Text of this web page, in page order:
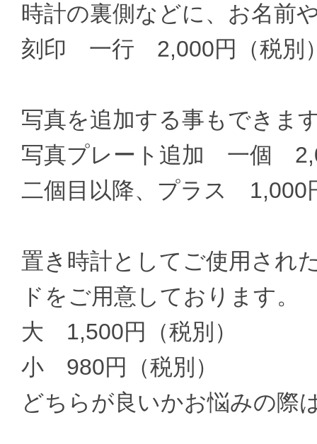
時計の裏側などに、お名前
刻印 一行 2,000円（税別
写真を追加する事もできま
写真プレート追加 一個
二個目以降、プラス
置き時計としてご使用され
ドをご用意しております。
大 1,500円（税別）
小 980円（税別）
どちらが良いかお悩みの際